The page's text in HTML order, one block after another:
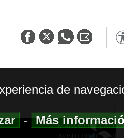
MAPA WEB|
AVISO LEGAL|
de
-Más